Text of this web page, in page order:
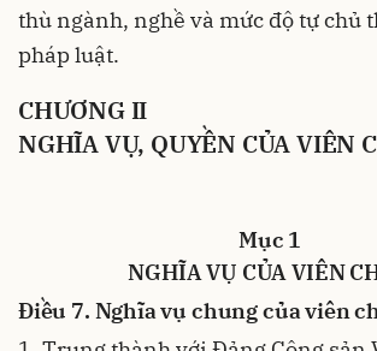
thù ngành, nghề và mức độ tự chủ
pháp luật.
CHƯƠNG II
NGHĨA VỤ, QUYỀN CỦA VIÊN
Mục 1
NGHĨA VỤ CỦA VIÊN
Điều 7. Nghĩa vụ chung của viên